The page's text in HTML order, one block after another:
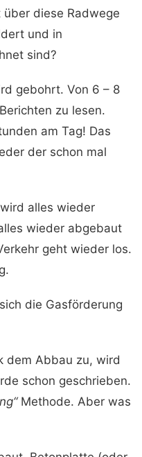
diese Radwege
und in
sind?
gebohrt. Von 6 – 8
zu lesen.
am Tag! Das
der schon mal
alles wieder
wieder abgebaut
geht wieder los.
die Gasförderung
dem Abbau zu, wird
schon geschrieben.
Methode. Aber was